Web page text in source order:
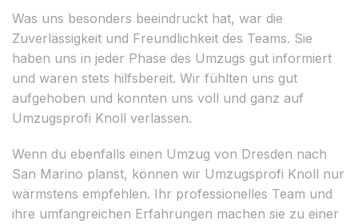
Was uns besonders beeindruckt hat, war die
Zuverlässigkeit und Freundlichkeit des Teams. Sie
haben uns in jeder Phase des Umzugs gut informiert
und waren stets hilfsbereit. Wir fühlten uns gut
aufgehoben und konnten uns voll und ganz auf
Umzugsprofi Knoll verlassen.
Wenn du ebenfalls einen Umzug von Dresden nach
San Marino planst, können wir Umzugsprofi Knoll nur
wärmstens empfehlen. Ihr professionelles Team und
ihre umfangreichen Erfahrungen machen sie zu einer